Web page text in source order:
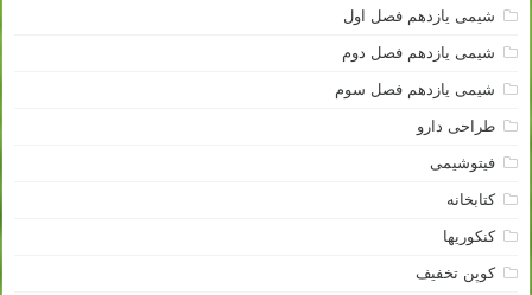
شیمی یازدهم فصل اول
شیمی یازدهم فصل دوم
شیمی یازدهم فصل سوم
طراحی دارو
فیتوشیمی
کتابخانه
کنکوریها
کوپن تخفیف